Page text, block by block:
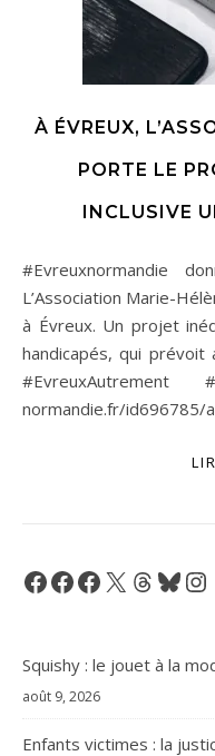
À ÉVREUX,
PORTE LE
INCLUSIVE
#Evreuxnormandie donne la à Willy #Colors 🌈 :
L’Association Marie-
à Évreux. Un projet
handicapés, qui
normandie.fr/id696785/
Facebook
Facebook
Facebook
X Threads
Bluesky
Squishy : le jouet à la
août 9, 2026
Enfants victimes : la